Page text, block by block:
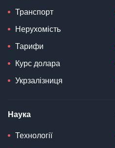
Транспорт
Нерухомість
Тарифи
Курс долара
Укрзалізниця
Наука
Технології